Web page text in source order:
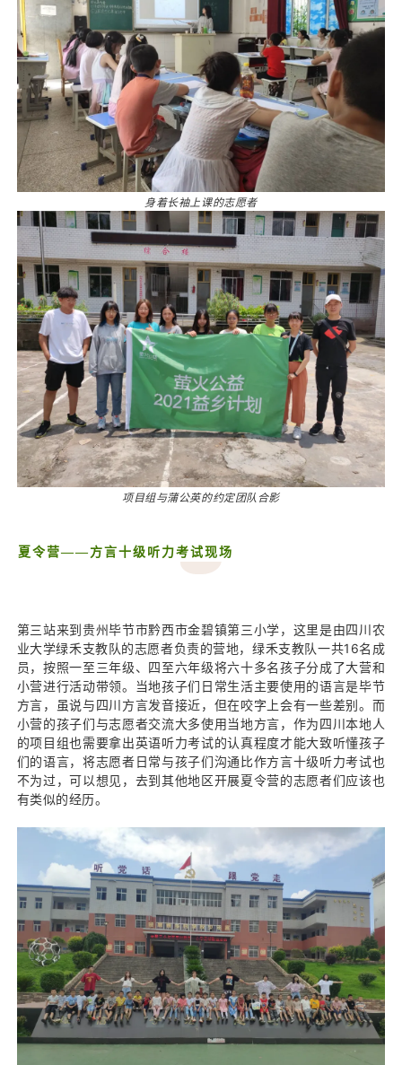
身着长袖上课的志愿者
项目组与蒲公英的约定团队合影
夏令营——方言十级听力考试现场
第三站来到贵州毕节市黔西市金碧镇第三小学，这里是由四川农
业大学绿禾支教队的志愿者负责的营地，绿禾支教队一共16名成
员，按照一至三年级、四至六年级将六十多名孩子分成了大营和
小营进行活动带领。当地孩子们日常生活主要使用的语言是毕节
方言，虽说与四川方言发音接近，但在咬字上会有一些差别。而
小营的孩子们与志愿者交流大多使用当地方言，作为四川本地人
的项目组也需要拿出英语听力考试的认真程度才能大致听懂孩子
们的语言，将志愿者日常与孩子们沟通比作方言十级听力考试也
不为过，可以想见，去到其他地区开展夏令营的志愿者们应该也
有类似的经历。